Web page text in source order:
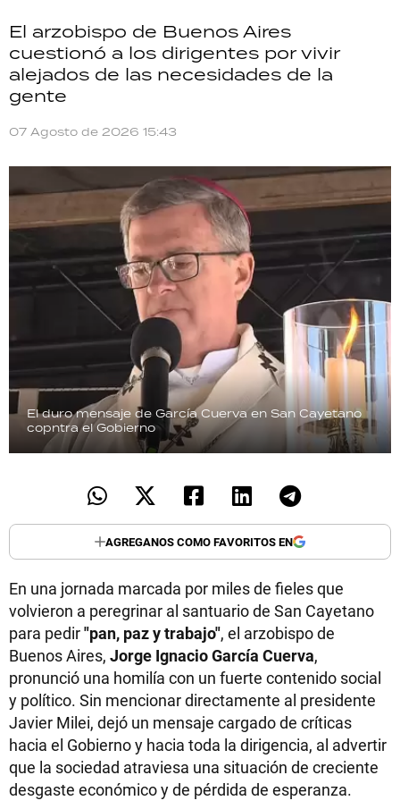
El arzobispo de Buenos Aires
cuestionó a los dirigentes por vivir
alejados de las necesidades de la
gente
07 Agosto de 2026 15:43
El duro mensaje de García Cuerva en San Cayetano
copntra el Gobierno
AGREGANOS COMO FAVORITOS EN
En una jornada marcada por miles de fieles que
volvieron a peregrinar al santuario de San Cayetano
para pedir"pan, paz y trabajo", el arzobispo de
Buenos Aires, Jorge Ignacio García Cuerva,
pronunció una homilía con un fuerte contenido social
y político. Sin mencionar directamente al presidente
Javier Milei, dejó un mensaje cargado de críticas
hacia el Gobierno y hacia toda la dirigencia, al advertir
que la sociedad atraviesa una situación de creciente
desgaste económico y de pérdida de esperanza.